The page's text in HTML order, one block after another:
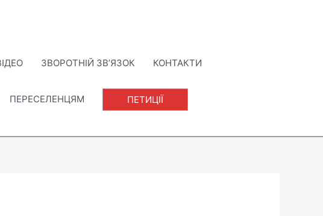
ЗВОРОТНІЙ ЗВ’ЯЗОК КОНТАКТИ
ПЕРЕСЕЛЕНЦЯМ ПЕТИЦІЇ